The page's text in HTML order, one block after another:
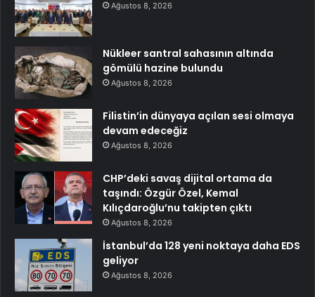
Ağustos 8, 2026
Nükleer santral sahasının altında
gömülü hazine bulundu
Ağustos 8, 2026
Filistin’in dünyaya açılan sesi olmaya
devam edeceğiz
Ağustos 8, 2026
CHP’deki savaş dijital ortama da
taşındı: Özgür Özel, Kemal
Kılıçdaroğlu’nu takipten çıktı
Ağustos 8, 2026
İstanbul’da 128 yeni noktaya daha EDS
geliyor
Ağustos 8, 2026